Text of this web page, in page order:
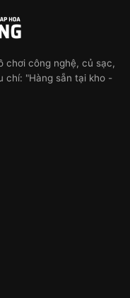
chơi công nghệ, củ sạc,
chí: "Hàng sẵn tại kho -